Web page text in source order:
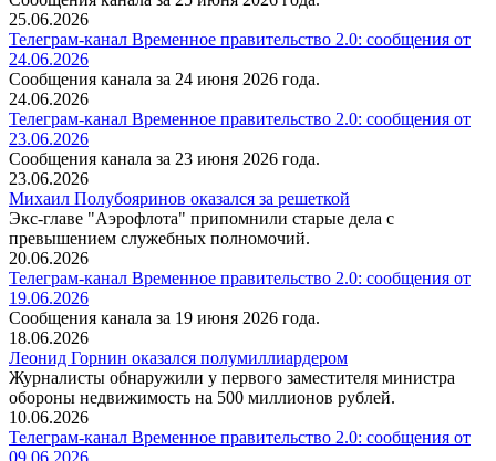
25.06.2026
Телеграм-канал Временное правительство 2.0: сообщения от
24.06.2026
Сообщения канала за 24 июня 2026 года.
24.06.2026
Телеграм-канал Временное правительство 2.0: сообщения от
23.06.2026
Сообщения канала за 23 июня 2026 года.
23.06.2026
Михаил Полубояринов оказался за решеткой
Экс-главе "Аэрофлота" припомнили старые дела с
превышением служебных полномочий.
20.06.2026
Телеграм-канал Временное правительство 2.0: сообщения от
19.06.2026
Сообщения канала за 19 июня 2026 года.
18.06.2026
Леонид Горнин оказался полумиллиардером
Журналисты обнаружили у первого заместителя министра
обороны недвижимость на 500 миллионов рублей.
10.06.2026
Телеграм-канал Временное правительство 2.0: сообщения от